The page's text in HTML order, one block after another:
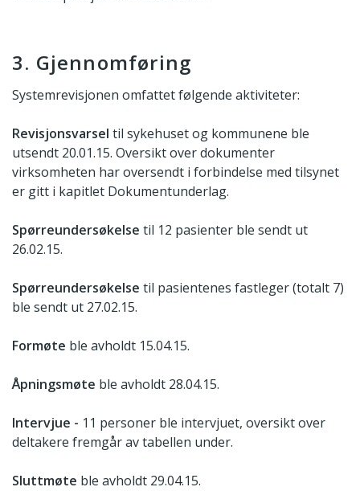
3. Gjennomføring
Systemrevisjonen omfattet følgende aktiviteter:
Revisjonsvarsel til sykehuset og kommunene ble
utsendt 20.01.15. Oversikt over dokumenter
virksomheten har oversendt i forbindelse med tilsynet
er gitt i kapitlet Dokumentunderlag.
Spørreundersøkelse til 12 pasienter ble sendt ut
26.02.15.
Spørreundersøkelse til pasientenes fastleger (totalt 7)
ble sendt ut 27.02.15.
Formøte ble avholdt 15.04.15.
Åpningsmøte ble avholdt 28.04.15.
Intervjue - 11 personer ble intervjuet, oversikt over
deltakere fremgår av tabellen under.
Sluttmøte ble avholdt 29.04.15.